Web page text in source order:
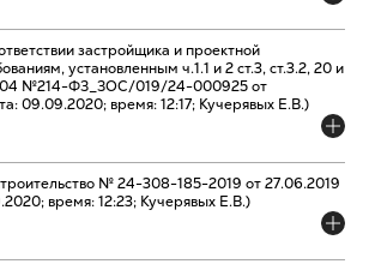
застройщика и проектной
установленным ч.1.1 и 2 ст.3, ст.3.2, 20 и
№214-ФЗ_ЗОС/019/24-000925 от
09.09.2020; время: 12:17; Кучерявых Е.В.)
№ 24-308-185-2019 от 27.06.2019
время: 12:23; Кучерявых Е.В.)